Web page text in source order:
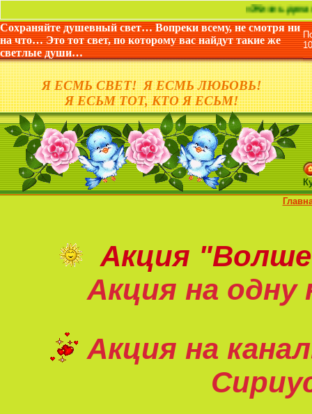
«Жизнь дана не для
Сохраняйте душевный свет… Вопреки всему, не смотря ни
на что… Это тот свет, по которому вас найдут такие же
светлые души…
Я ЕСМЬ СВЕТ! Я ЕСМЬ ЛЮБОВЬ!
Я ЕСЬМ ТОТ, КТО Я ЕСЬМ!
Акция
Акция на одну
Акция на